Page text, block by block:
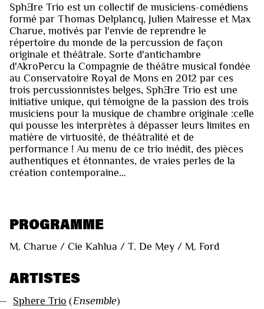
SphƎre Trio est un collectif de musiciens-comédiens
formé par Thomas Delplancq, Julien Mairesse et Max
Charue, motivés par l'envie de reprendre le
répertoire du monde de la percussion de façon
originale et théâtrale. Sorte d'antichambre
d'AkroPercu la Compagnie de théâtre musical fondée
au Conservatoire Royal de Mons en 2012 par ces
trois percussionnistes belges, SphƎre Trio est une
initiative unique, qui témoigne de la passion des trois
musiciens pour la musique de chambre originale :celle
qui pousse les interprètes à dépasser leurs limites en
matière de virtuosité, de théâtralité et de
performance ! Au menu de ce trio inédit, des pièces
authentiques et étonnantes, de vraies perles de la
création contemporaine…
PROGRAMME
M. Charue / Cie Kahlua / T. De Mey / M. Ford
ARTISTES
Sphere Trio (Ensemble)